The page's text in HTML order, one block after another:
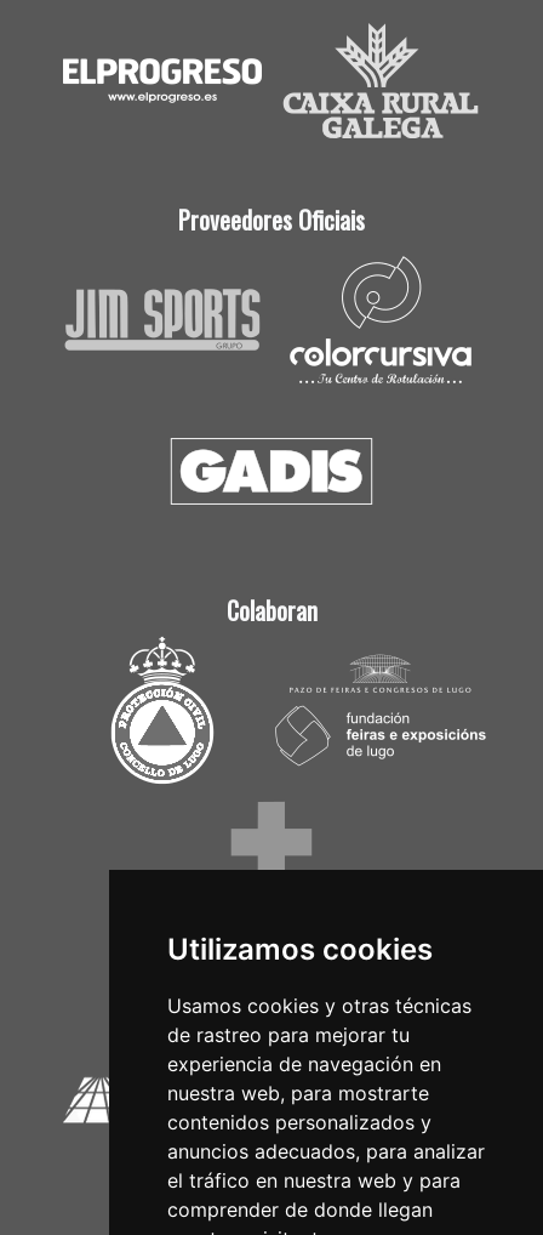
Utilizamos cookies
Usamos cookies y otras técnicas
de rastreo para mejorar tu
experiencia de navegación en
nuestra web, para mostrarte
contenidos personalizados y
anuncios adecuados, para analizar
el tráfico en nuestra web y para
comprender de donde llegan
Proveedores Oficiais
Colaboran
Circuitos Oficiais